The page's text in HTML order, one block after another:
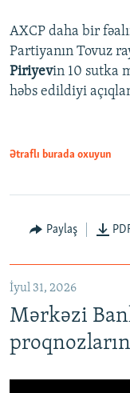
AXCP daha bir
Partiyanın Tovuz
Piriyevin 10 sutka
həbs edildiyi
Ətraflı burada oxuyun
Paylaş
İyul 31, 2026
Mərkəzi